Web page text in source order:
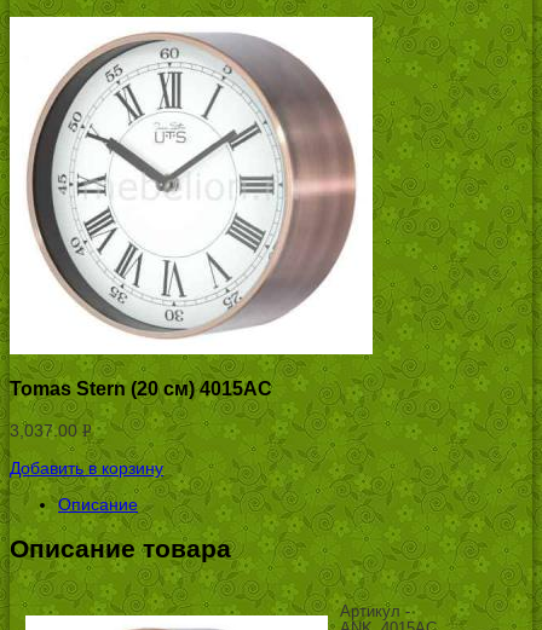
Tomas Stern (20 см) 4015AC
3,037.00 Р
УБ.
Добавить в корзину
Описание
Описание товара
Артикул -